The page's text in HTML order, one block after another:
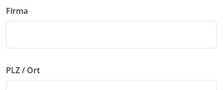
Firma
PLZ / Ort